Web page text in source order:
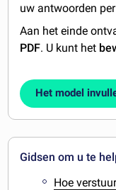
uw antwoorden
Aan het einde
PDF. U kunt het
Het model
Gidsen om u te
Hoe